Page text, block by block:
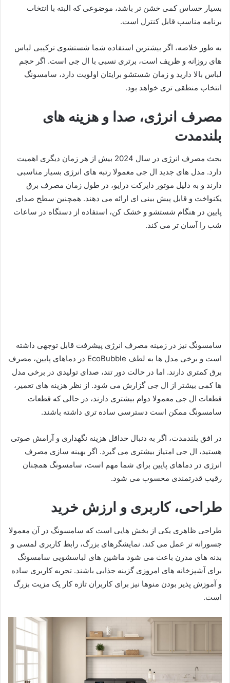
بسیار حساس کمی خشن تر باشد، موضوعی که البته با انتخاب
برنامه مناسب قابل کنترل است.
به طور خلاصه، اگر بیشترین استفاده شما شستشوی ترکیبی لباس
های روزانه و ظریف است، برتری نسبی با ال جی است. اگر حجم
لباس بالا دارید و زمان شستشو برایتان اولویت دارد، سامسونگ
انتخاب منطقی تری خواهد بود.
مصرف انرژی، صدا و هزینه های
بلندمدت
بحث مصرف انرژی در سال 2024 بیش از هر زمان دیگری اهمیت
دارد. مدل های جدید ال جی معمولا رتبه های انرژی بسیار مناسبی
دارند و به دلیل موتور دایرکت درایو، در طول زمان مصرف برق
یکنواخت و قابل پیش بینی ای ارائه می دهند. همچنین سطح صدای
پایین در هنگام شستشو و خشک کن، استفاده از دستگاه در ساعات
شب را آسان تر می کند.
سامسونگ نیز در زمینه مصرف انرژی پیشرفت قابل توجهی داشته
است و برخی مدل ها به لطف EcoBubble در دماهای پایین، مصرف
برق کمتری دارند. اما در حالت دور تند، صدای تولیدی در برخی مدل
ها کمی بیشتر از ال جی گزارش می شود. از نظر هزینه های تعمیر،
قطعات ال جی معمولا دوام بیشتری دارند، در حالی که قطعات
سامسونگ ممکن است دسترسی ساده تری داشته باشند.
در افق بلندمدت، اگر به دنبال حداقل هزینه نگهداری و آرامش صوتی
هستید، ال جی امتیاز بیشتری می گیرد. اگر بهینه سازی مصرف
انرژی در دماهای پایین برای شما مهم است، سامسونگ همچنان
رقیب قدرتمندی محسوب می شود.
طراحی، کاربری و ارزش خرید
طراحی ظاهری یکی از بخش هایی است که سامسونگ در آن معمولا
جسورانه تر عمل می کند. نمایشگرهای بزرگ، رابط کاربری لمسی و
بدنه های مدرن باعث می شود ماشین های لباسشویی سامسونگ
برای آشپزخانه های امروزی گزینه جذابی باشند. تجربه کاربری ساده
و آموزش پذیر بودن منوها نیز برای کاربران تازه کار یک مزیت بزرگ
است.